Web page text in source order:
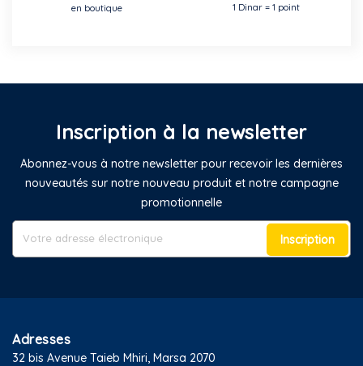
en boutique 1 Dinar = 1 point
Inscription à la newsletter
Abonnez-vous à notre newsletter pour recevoir les dernières
nouveautés sur notre nouveau produit et notre campagne
promotionnelle
Inscription
Adresses
32 bis Avenue Taieb Mhiri, Marsa 2070